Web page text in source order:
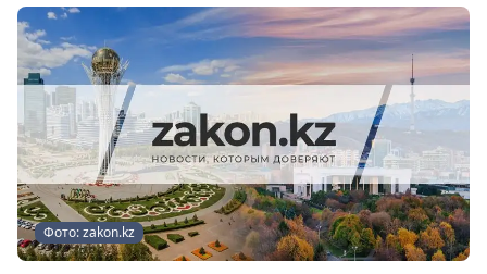
Фото: zakon.kz